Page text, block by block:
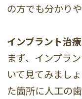
の方でも分かり
インプラント治
まず、インプラ
いて見てみまし
た箇所に人工の